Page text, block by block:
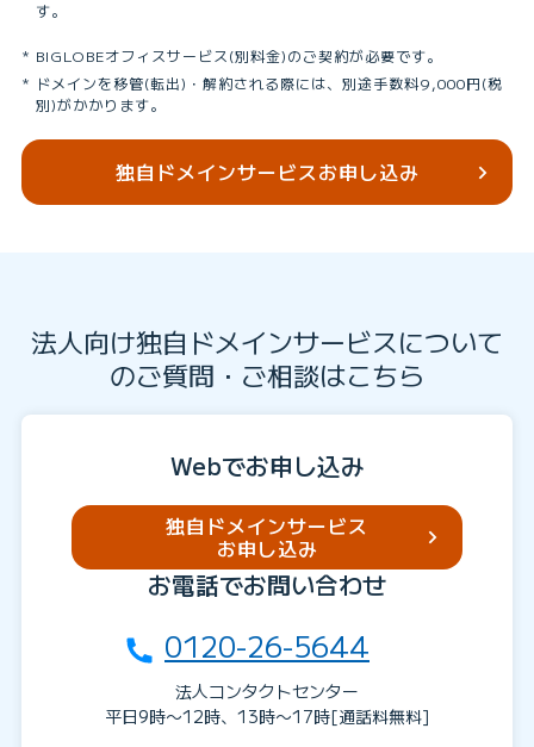
す。
BIGLOBEオフィスサービス(別料金)のご契約が必要です。
ドメインを移管(転出)・解約される際には、別途手数料9,000円(税
別)がかかります。
独自ドメインサービスお申し込み
法人向け独自ドメインサービスについて
のご質問・ご相談はこちら
Webでお申し込み
独自ドメインサービス
お申し込み
お電話でお問い合わせ
0120-26-5644
法人コンタクトセンター
平日9時〜12時、13時〜17時[通話料無料]